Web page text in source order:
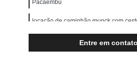
Pacaembu
locação de caminhão munck com
locação de caminhão munck para
Entre em contato